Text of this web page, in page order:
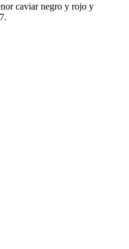
caviar negro y rojo y